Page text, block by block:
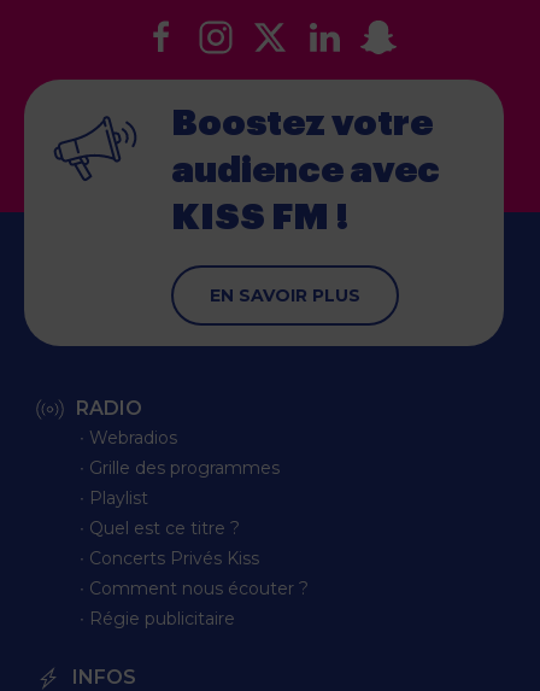
Boostez votre
audience avec
KISS FM !
EN SAVOIR PLUS
RADIO
∙ Webradios
∙ Grille des programmes
∙ Playlist
∙ Quel est ce titre ?
∙ Concerts Privés Kiss
∙ Comment nous écouter ?
∙ Régie publicitaire
INFOS